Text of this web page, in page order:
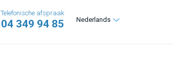
Nederlands
Telefonische afspraak
04 349 94 85